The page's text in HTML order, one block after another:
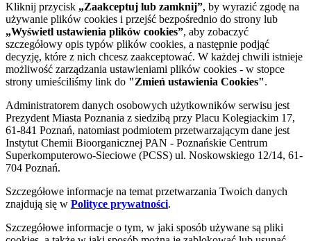
Kliknij przycisk „Zaakceptuj lub zamknij”, by wyrazić zgodę na
używanie plików cookies i przejść bezpośrednio do strony lub
„Wyświetl ustawienia plików cookies”, aby zobaczyć
szczegółowy opis typów plików cookies, a następnie podjąć
decyzję, które z nich chcesz zaakceptować. W każdej chwili istnieje
możliwość zarządzania ustawieniami plików cookies - w stopce
strony umieściliśmy link do "Zmień ustawienia Cookies".
Administratorem danych osobowych użytkowników serwisu jest
Prezydent Miasta Poznania z siedzibą przy Placu Kolegiackim 17,
61-841 Poznań, natomiast podmiotem przetwarzającym dane jest
Instytut Chemii Bioorganicznej PAN - Poznańskie Centrum
Superkomputerowo-Sieciowe (PCSS) ul. Noskowskiego 12/14, 61-
704 Poznań.
Szczegółowe informacje na temat przetwarzania Twoich danych
znajdują się w Polityce prywatności.
Szczegółowe informacje o tym, w jaki sposób używane są pliki